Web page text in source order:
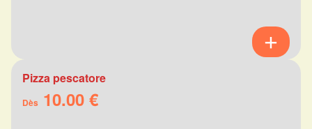
Pizza pescatore
Dès 10.00 €